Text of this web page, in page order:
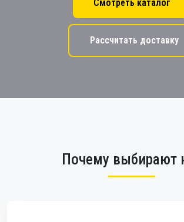
Смотреть каталог
Рассчитать доставку
Почему выбирают